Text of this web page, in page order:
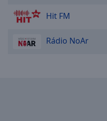
Modal
Dialog
Hit FM
Rádio NoAr